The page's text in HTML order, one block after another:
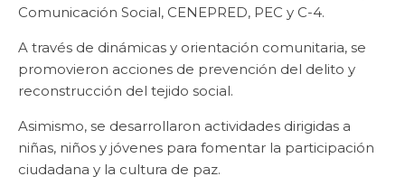
Comunicación Social, CENEPRED, PEC y C-4.
A través de dinámicas y orientación comunitaria, se
promovieron acciones de prevención del delito y
reconstrucción del tejido social.
Asimismo, se desarrollaron actividades dirigidas a
niñas, niños y jóvenes para fomentar la participación
ciudadana y la cultura de paz.